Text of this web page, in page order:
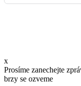
x
Prosíme zanechejte
brzy se ozveme